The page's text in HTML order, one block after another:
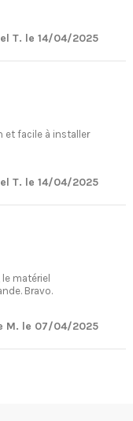
T. le 14/04/2025
et facile à installer
T. le 14/04/2025
matériel
Bravo.
M. le 07/04/2025